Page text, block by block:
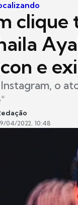
clique
e
o
04/2022, 10:48